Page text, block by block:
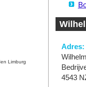
Limburg
Adres:
4543